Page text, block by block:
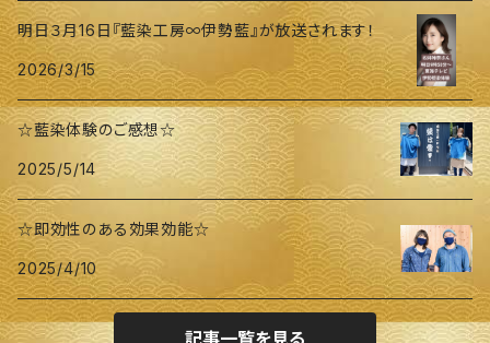
明日３月16日『藍染工房∞伊勢藍』が放送されます！
2026/3/15
☆藍染体験のご感想☆
2025/5/14
☆即効性のある効果効能☆
2025/4/10
記事一覧を見る